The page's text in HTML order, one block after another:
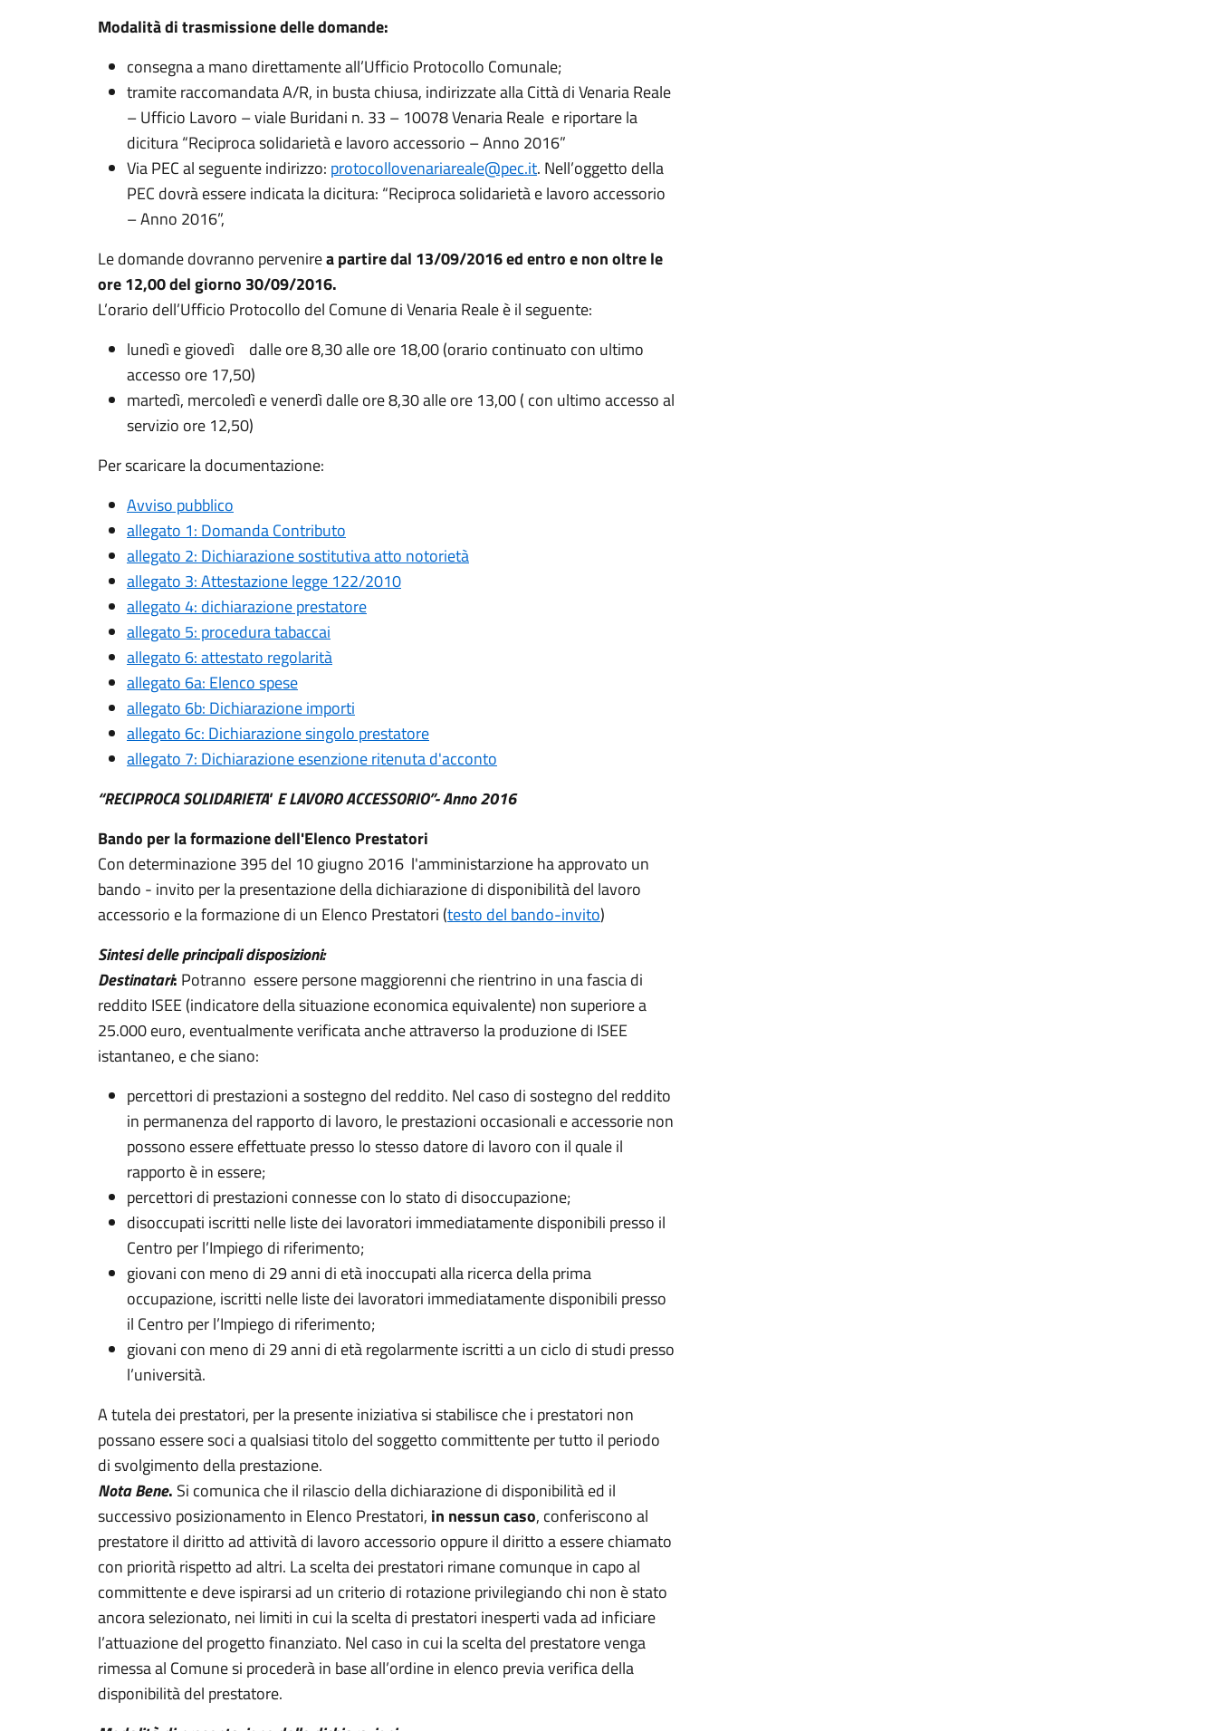
Modalità di trasmissione delle domande:
consegna a mano direttamente all’Ufficio Protocollo Comunale;
tramite raccomandata A/R, in busta chiusa, indirizzate alla Città di Venaria Reale
– Ufficio Lavoro – viale Buridani n. 33 – 10078 Venaria Reale e riportare la
dicitura “Reciproca solidarietà e lavoro accessorio – Anno 2016”
Via PEC al seguente indirizzo: protocollovenariareale@pec.it. Nell’oggetto della
PEC dovrà essere indicata la dicitura: “Reciproca solidarietà e lavoro accessorio
– Anno 2016”,
Le domande dovranno pervenirea partire dal 13/09/2016 ed entro e non oltre le
ore 12,00 del giorno 30/09/2016.
L’orario dell’Ufficio Protocollo del Comune di Venaria Reale è il seguente:
lunedì e giovedì dalle ore 8,30 alle ore 18,00 (orario continuato con ultimo
accesso ore 17,50)
martedì, mercoledì e venerdì dalle ore 8,30 alle ore 13,00 ( con ultimo accesso al
servizio ore 12,50)
Per scaricare la documentazione:
Avviso pubblico
allegato 1: Domanda Contributo
allegato 2: Dichiarazione sostitutiva atto notorietà
allegato 3: Attestazione legge 122/2010
allegato 4: dichiarazione prestatore
allegato 5: procedura tabaccai
allegato 6: attestato regolarità
allegato 6a: Elenco spese
allegato 6b: Dichiarazione importi
allegato 6c: Dichiarazione singolo prestatore
allegato 7: Dichiarazione esenzione ritenuta d'acconto
“RECIPROCA SOLIDARIETA' ELAVORO ACCESSORIO”- Anno 2016
Bando per la formazione dell'Elenco Prestatori
Con determinazione 395 del 10 giugno 2016 l'amministarzione ha approvato un
bando - invito per la presentazione della dichiarazione di disponibilità del lavoro
accessorio e la formazione di un Elenco Prestatori (testo del bando-invito)
Sintesi delle principali disposizioni:
Destinatari: Potranno essere persone maggiorenni che rientrino in una fascia di
reddito ISEE (indicatore della situazione economica equivalente) non superiore a
25.000 euro, eventualmente verificata anche attraverso la produzione di ISEE
istantaneo, e che siano:
percettori di prestazioni a sostegno del reddito. Nel caso di sostegno del reddito
in permanenza del rapporto di lavoro, le prestazioni occasionali e accessorie non
possono essere effettuate presso lo stesso datore di lavoro con il quale il
rapporto è in essere;
percettori di prestazioni connesse con lo stato di disoccupazione;
disoccupati iscritti nelle liste dei lavoratori immediatamente disponibili presso il
Centro per l’Impiego di riferimento;
giovani con meno di 29 anni di età inoccupati alla ricerca della prima
occupazione, iscritti nelle liste dei lavoratori immediatamente disponibili presso
il Centro per l’Impiego di riferimento;
giovani con meno di 29 anni di età regolarmente iscritti a un ciclo di studi presso
l’università.
A tutela dei prestatori, per la presente iniziativa si stabilisce che i prestatori non
possano essere soci a qualsiasi titolo del soggetto committente per tutto il periodo
di svolgimento della prestazione.
Nota Bene. Si comunica che il rilascio della dichiarazione di disponibilità ed il
successivo posizionamento in Elenco Prestatori, in nessun caso, conferiscono al
prestatore il diritto ad attività di lavoro accessorio oppure il diritto a essere chiamato
con priorità rispetto ad altri. La scelta dei prestatori rimane comunque in capo al
committente e deve ispirarsi ad un criterio di rotazione privilegiando chi non è stato
ancora selezionato, nei limiti in cui la scelta di prestatori inesperti vada ad inficiare
l’attuazione del progetto finanziato. Nel caso in cui la scelta del prestatore venga
rimessa al Comune si procederà in base all’ordine in elenco previa verifica della
disponibilità del prestatore.